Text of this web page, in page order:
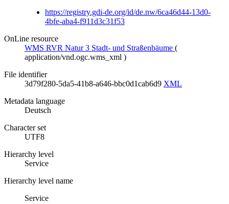
https://registry.gdi-de.org/id/de.nw/6ca46d44-13d0-
4bfe-aba4-f911d3c31f53
OnLine resource
WMS RVR Natur 3 Stadt- und Straßenbäume (
application/vnd.ogc.wms_xml )
File identifier
3d79f280-5da5-41b8-a646-bbc0d1cab6d9 XML
Metadata language
Deutsch
Character set
UTF8
Hierarchy level
Service
Hierarchy level name
Service